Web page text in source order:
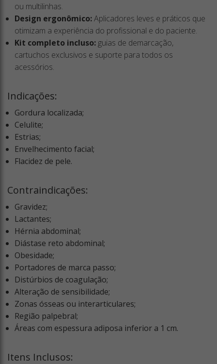
ou multilinhas.
Design ergonômico:Aplicadores leves e práticos que
otimizam a experiência do profissional e do paciente.
Kit completo incluso: guias de demarcação,
cartuchos exclusivos e suporte para todos os
acessórios.
Indicações:
Gordura localizada;
Celulite;
Estrias;
Envelhecimento facial;
Flacidez de pele.
Contraindicações:
Gravidez;
Lactantes;
Hérnia abdominal;
Diástase reto abdominal;
Obesidade;
Portadores de marca passo;
Distúrbios de coagulação;
Alteração de sensibilidade;
Zonas ósseas ou interarticulares;
Região palpebral;
Áreas com espessura adiposa inferior a 1 cm.
Itens Inclusos: